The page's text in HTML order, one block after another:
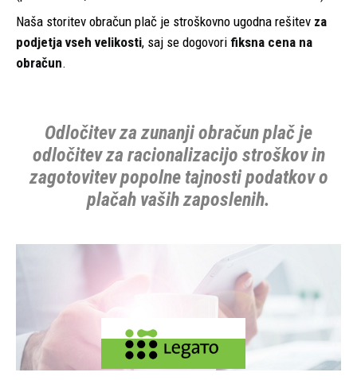
Naša storitev obračun plač je stroškovno ugodna rešitev za
podjetja vseh velikosti, saj se dogovori fiksna cena na
obračun.
Odločitev za zunanji obračun plač je
odločitev za racionalizacijo stroškov in
zagotovitev popolne tajnosti podatkov o
plačah vaših zaposlenih.